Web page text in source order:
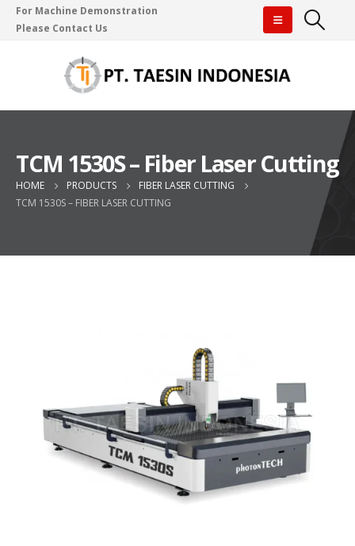
For Machine Demonstration
Please Contact Us
TCM 1530S – Fiber Laser Cutting
HOME PRODUCTS
FIBER LASER CUTTING
TCM 1530S – FIBER LASER CUTTING